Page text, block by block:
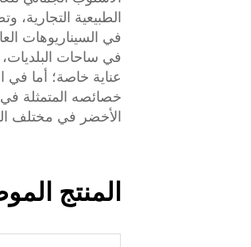
الطبيعية
في السيناريوهات
في ساحات
عناية خاصة؛ أما
خصائصه المتمثلة في
الأخضر في مختلف
المنتج